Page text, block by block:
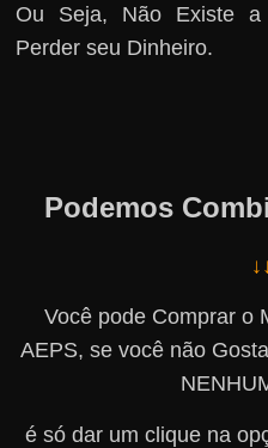
Ou Seja, Não Existe
Perder seu Dinheiro.
Podemos
Você pode Comprar o
AEPS, se você não
é só dar um clique na